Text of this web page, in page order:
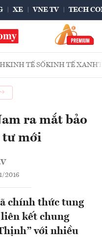
XE VNE TV TECH
KINH TẾ SỐKINH TẾ XANH
ra mắt bảo
tư mới
2016
chính thức tung
kết chung
với nhiều